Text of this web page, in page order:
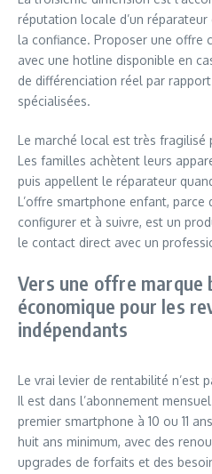
réputation locale d’un réparateur
la confiance. Proposer une offre
avec une hotline disponible en
de différenciation réel par
spécialisées.
Le marché local est très fragilisé
Les familles achètent leurs
puis appellent le réparateur
L’offre smartphone enfant, parce
configurer et à suivre, est un
le contact direct avec un
Vers une offre marque
économique pour les
indépendants
Le vrai levier de rentabilité n’est
Il est dans l’abonnement
premier smartphone à 10 ou 11
huit ans minimum, avec des
upgrades de forfaits et des